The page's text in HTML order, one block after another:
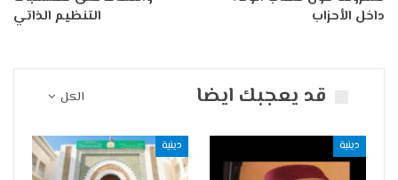
داخل الأحزاب
التنظيم الذاتي
الكل قد يعجبك ايضا
دينية دينية